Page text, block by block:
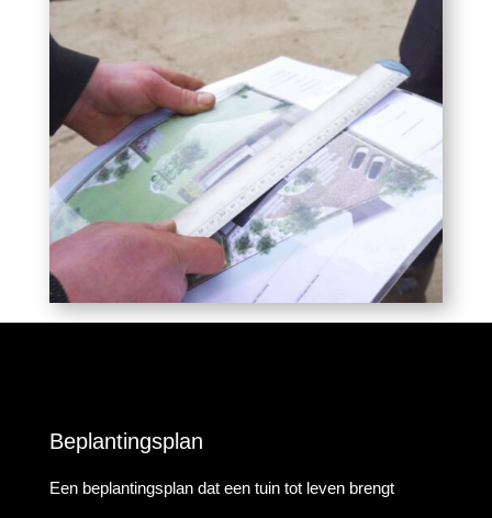
Beplantingsplan
Een beplantingsplan dat een tuin tot leven brengt